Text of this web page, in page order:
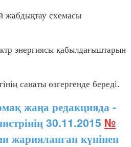
схемасы
энергиясы қабылдағыштарын
санаты өзгергенде береді.
жаңа редакцияда -
30.11.2015 №
жарияланған күнінен